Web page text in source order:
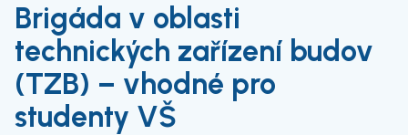
Brigáda v oblasti
technických zařízení budov
(TZB) – vhodné pro
studenty VŠ